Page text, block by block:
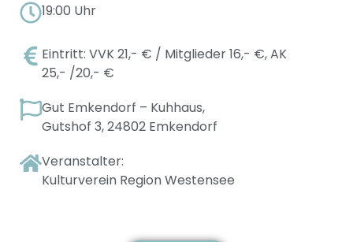
19:00 Uhr
Eintritt: VVK 21,- € / Mitglieder 16,- €, AK
25,- /20,- €
Gut Emkendorf – Kuhhaus,
Gutshof 3, 24802 Emkendorf
Veranstalter:
Kulturverein Region Westensee